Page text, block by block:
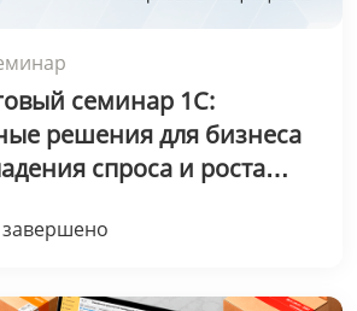
семинар 1С:
решения для бизнеса
спроса и роста